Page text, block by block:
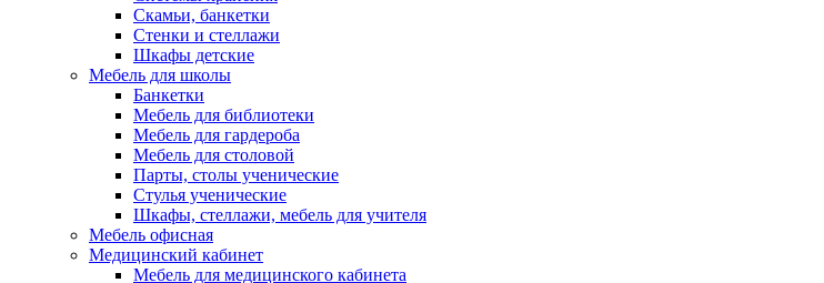
Скамьи, банкетки
Стенки и стеллажи
Шкафы детские
Мебель для школы
Банкетки
Мебель для библиотеки
Мебель для гардероба
Мебель для столовой
Парты, столы ученические
Стулья ученические
Шкафы, стеллажи, мебель для учителя
Мебель офисная
Медицинский кабинет
Мебель для медицинского кабинета